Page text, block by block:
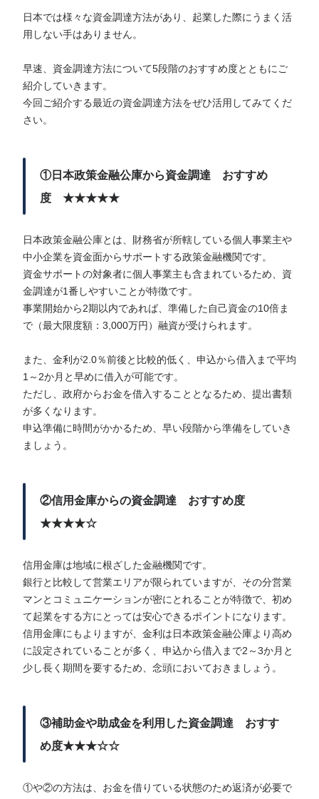
日本では様々な資金調達方法があり、起業した際にうまく活
用しない手はありません。
早速、資金調達方法について5段階のおすすめ度とともにご
紹介していきます。
今回ご紹介する最近の資金調達方法をぜひ活用してみてくだ
さい。
①日本政策金融公庫から資金調達 おすすめ
度 ★★★★★
日本政策金融公庫とは、財務省が所轄している個人事業主や
中小企業を資金面からサポートする政策金融機関です。
資金サポートの対象者に個人事業主も含まれているため、資
金調達が1番しやすいことが特徴です。
事業開始から2期以内であれば、準備した自己資金の10倍ま
で（最大限度額：3,000万円）融資が受けられます。
また、金利が2.0％前後と比較的低く、申込から借入まで平均
1～2か月と早めに借入が可能です。
ただし、政府からお金を借入することとなるため、提出書類
が多くなります。
申込準備に時間がかかるため、早い段階から準備をしていき
ましょう。
②信用金庫からの資金調達 おすすめ度
★★★★☆
信用金庫は地域に根ざした金融機関です。
銀行と比較して営業エリアが限られていますが、その分営業
マンとコミュニケーションが密にとれることが特徴で、初め
て起業をする方にとっては安心できるポイントになります。
信用金庫にもよりますが、金利は日本政策金融公庫より高め
に設定されていることが多く、申込から借入まで2～3か月と
少し長く期間を要するため、念頭においておきましょう。
③補助金や助成金を利用した資金調達 おすす
め度★★★☆☆
①や②の方法は、お金を借りている状態のため返済が必要で